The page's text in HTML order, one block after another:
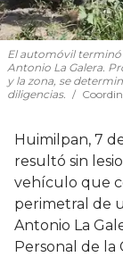
El automóvil
Antonio La Galera.
y la zona, se
diligencias.
Huimilpan, 7
resultó sin
vehículo que
perimetral de
Antonio La
Personal de la